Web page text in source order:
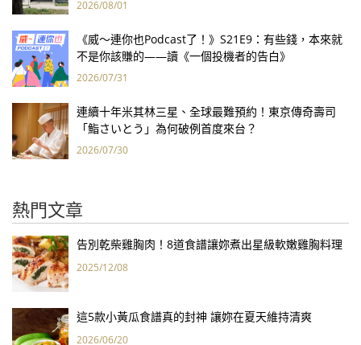
2026/08/01
《威～連你也Podcast了！》S21E9：有些錢，本來就
不是你該賺的——讀《一個投機者的告白》
2026/07/31
連續十年米其林三星、全球最難預約！東京傳奇壽司
「鮨さいとう」為何破例首度來台？
2026/07/30
熱門文章
告別乾柴雞胸肉！8道食譜讓妳煮出星級軟嫩雞胸料理
2025/12/08
這5款小黃瓜食譜真的封神 讓妳在夏天維持清爽
2026/06/20